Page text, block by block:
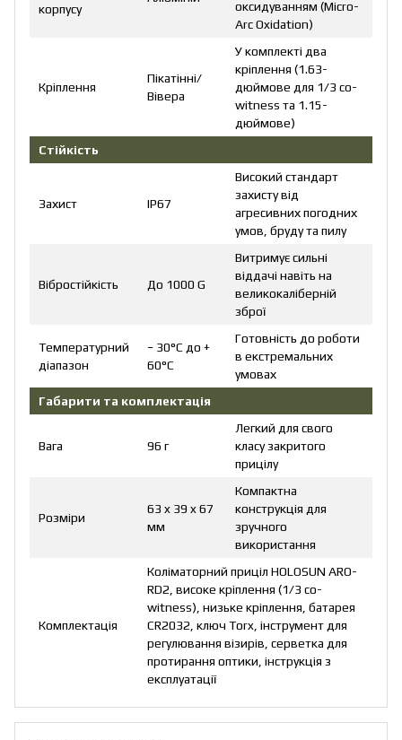
корпусу
оксидуванням (Micro-
Arc Oxidation)
Кріплення
Пікатінні/
Вівера
У комплекті два
кріплення (1.63-
дюймове для 1/3 co-
witness та 1.15-
дюймове)
Стійкість
Захист IP67
Високий стандарт
захисту від
агресивних погодних
умов, бруду та пилу
Вібростійкість До 1000 G
Витримує сильні
віддачі навіть на
великокаліберній
зброї
Температурний
діапазон
− 30°C до +
60°C
Готовність до роботи
в екстремальних
умовах
Габарити та комплектація
Вага 96 г
Легкий для свого
класу закритого
прицілу
Розміри
63 x 39 x 67
мм
Компактна
конструкція для
зручного
використання
Комплектація
Коліматорний приціл HOLOSUN ARO-
RD2, високе кріплення (1/3 co-
witness), низьке кріплення, батарея
CR2032, ключ Torx, інструмент для
регулювання візирів, серветка для
протирання оптики, інструкція з
експлуатації